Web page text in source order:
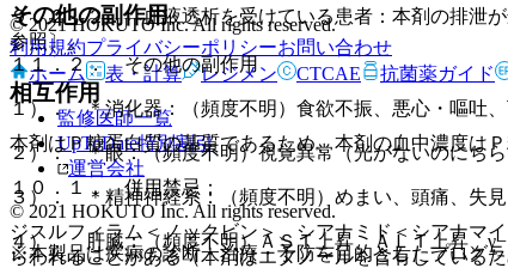
９．２．２． 血液透析を受けている患者：本剤の排泄
参照〕。
相互作用
本剤はＰ糖蛋白質の基質であるため、本剤の血中濃度は
１０．１． 併用禁忌：
ジスルフィラム＜ノックビン＞、シアナミド＜シアナマ
らわれることがある（本剤はエタノールを含有している
その他の副作用
１１．２． その他の副作用
１）． ＊消化器：（頻度不明）食欲不振、悪心・嘔吐、
２）． ＊眼：（頻度不明）視覚異常（光がないのにち
３）． ＊精神神経系：（頻度不明）めまい、頭痛、失見
４）． 肝臓：（頻度不明）ＡＳＴ上昇、ＡＬＴ上昇、
© 2021 HOKUTO Inc. All rights reserved.
利用規約プライバシーポリシーお問い合わせ
ホーム
表・計算 レジメン CTCAE 抗菌薬ガイド
監修医師一覧
UpToDate特別割引
運営会社
© 2021 HOKUTO Inc. All rights reserved.
※本製品は疾病の診断・治療・予防を目的としたプログ